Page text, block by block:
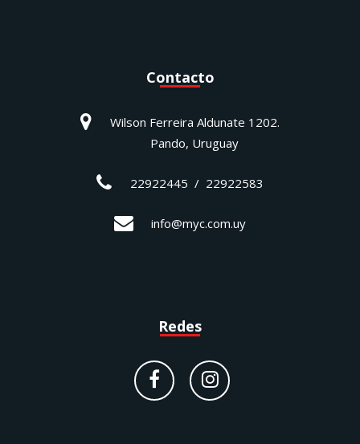
Contacto
Wilson Ferreira Aldunate 1202.
Pando, Uruguay
22922445 / 22922583
info@myc.com.uy
Redes